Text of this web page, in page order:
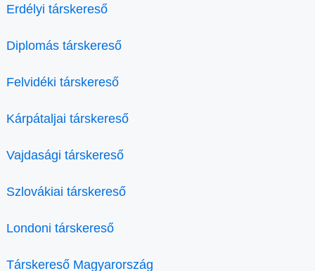
Erdélyi társkereső
Diplomás társkereső
Felvidéki társkereső
Kárpátaljai társkereső
Vajdasági társkereső
Szlovákiai társkereső
Londoni társkereső
Társkereső Magyarország